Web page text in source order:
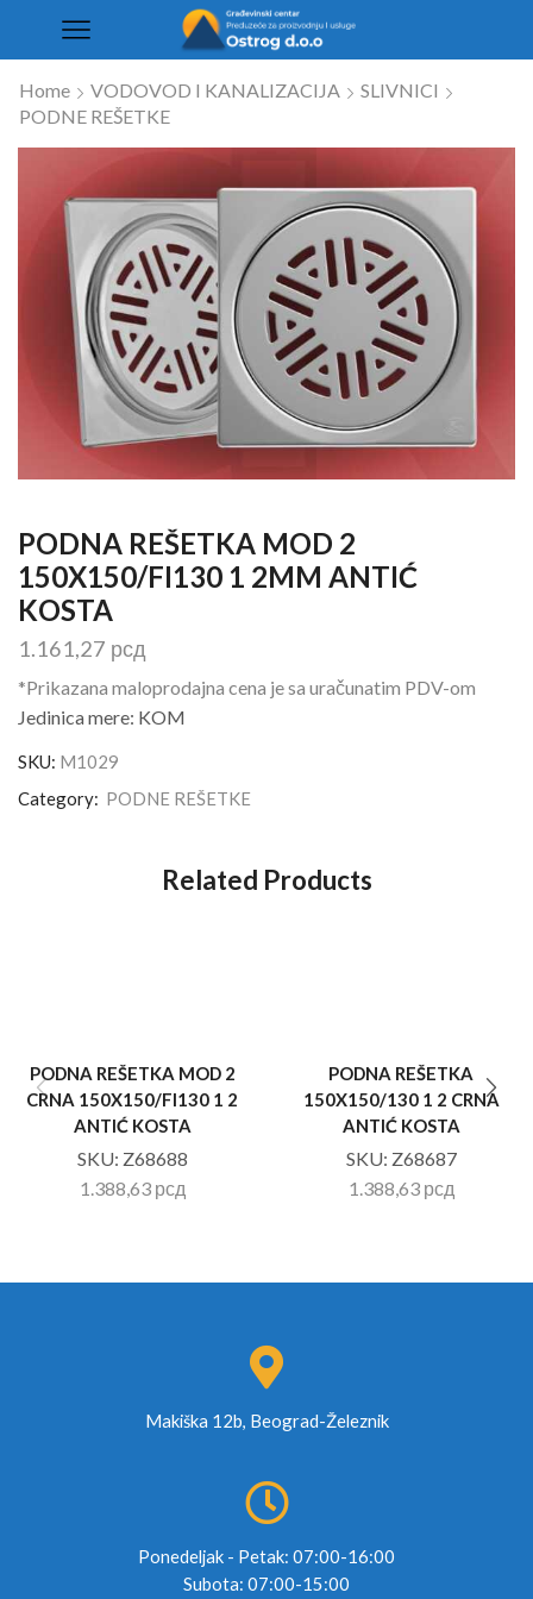
Home VODOVOD I KANALIZACIJA
SLIVNICI
PODNE REŠETKE
PODNA REŠETKA MOD 2
150X150/FI130 1 2MM ANTIĆ
KOSTA
1.161,27 рсд
*Prikazana maloprodajna cena je sa uračunatim PDV-om
Jedinica mere: KOM
SKU: M1029
Category: PODNE REŠETKE
Related Products
PODNA REŠETKA MOD 2
CRNA 150X150/FI130 1 2
ANTIĆ KOSTA
SKU: Z68688
1.388,63 рсд
PODNA REŠETKA
150X150/130 1 2 CRNA
ANTIĆ KOSTA
SKU: Z68687
1.388,63 рсд
Makiška 12b, Beograd-Železnik
Ponedeljak - Petak: 07:00-16:00
Subota: 07:00-15:00